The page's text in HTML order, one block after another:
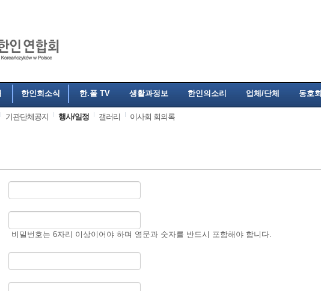
한인회소식 한.폴 TV 생활과정보 한인의소리 업체/단체 동호회
기관단체공지 행사/일정 갤러리 이사회 회의록
비밀번호는 6자리 이상이어야 하며 영문과 숫자를 반드시 포함해야 합니다.